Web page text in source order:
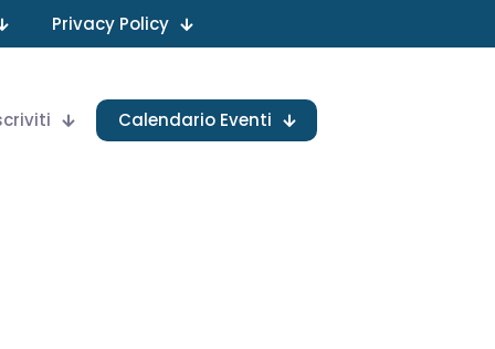
Privacy Policy
Calendario Eventi